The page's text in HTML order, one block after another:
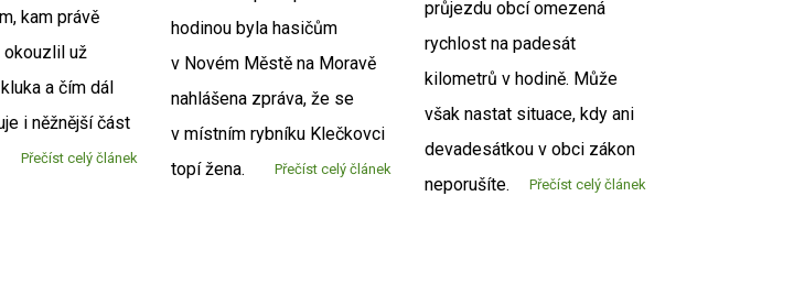
kam právě
okouzlil už
a čím dál
i něžnější část
Přečíst celý článek
hodinou byla hasičům
v Novém Městě na Moravě
nahlášena zpráva, že se
v místním rybníku Klečkovci
topí žena.
Přečíst celý článek
průjezdu obcí omezená
rychlost na padesát
kilometrů v hodině. Může
však nastat situace, kdy ani
devadesátkou v obci zákon
neporušíte.
Přečíst celý článek